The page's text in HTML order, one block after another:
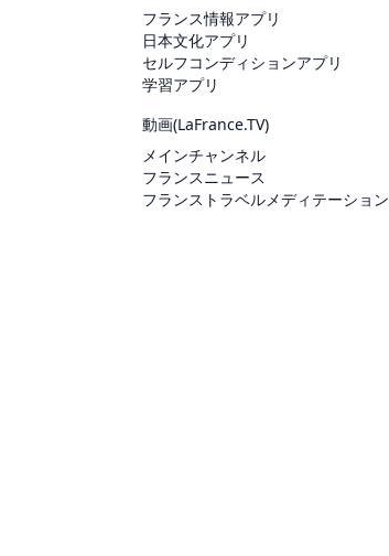
フランス情報アプリ
日本文化アプリ
セルフコンディションアプリ
学習アプリ
動画(LaFrance.TV)
メインチャンネル
フランスニュース
フランストラベルメディテーション